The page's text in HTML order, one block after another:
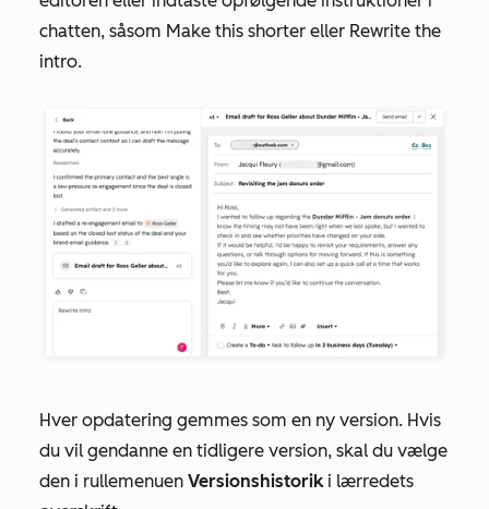
chatten, såsom Make this shorter eller Rewrite the
intro.
Hver opdatering gemmes som en ny version. Hvis
du vil gendanne en tidligere version, skal du vælge
den i rullemenuen Versionshistoriki lærredets